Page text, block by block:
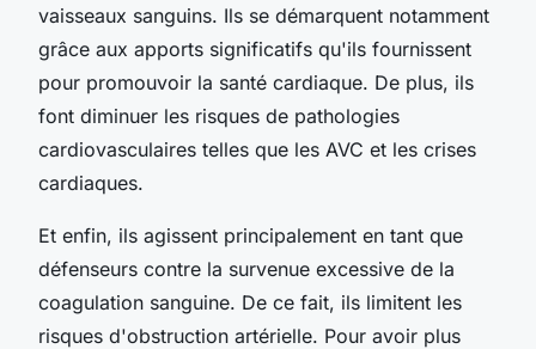
vaisseaux sanguins. Ils se démarquent notamment
grâce aux apports significatifs qu'ils fournissent
pour promouvoir la santé cardiaque. De plus, ils
font diminuer les risques de pathologies
cardiovasculaires telles que les AVC et les crises
cardiaques.
Et enfin, ils agissent principalement en tant que
défenseurs contre la survenue excessive de la
coagulation sanguine. De ce fait, ils limitent les
risques d'obstruction artérielle. Pour avoir plus